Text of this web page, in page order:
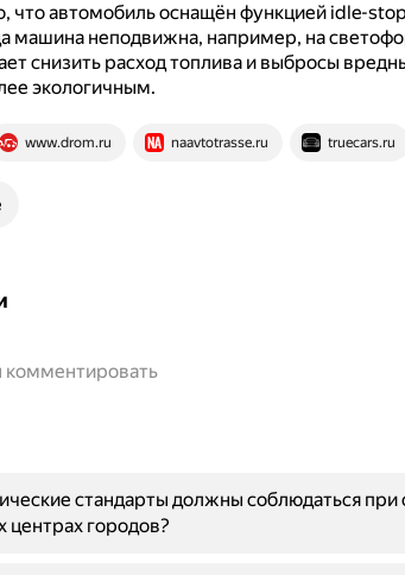
что автомобиль оснащён функцией idle-
машина неподвижна, например, на
снизить расход топлива и выбросы
экологичным.
www.drom.ru naavtotrasse.ru truecars.ru
комментировать
стандарты должны соблюдаться при
центрах городов?